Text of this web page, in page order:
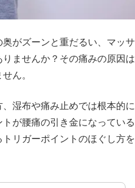
がズーンと重だるい、マッサ
ませんか？その痛みの原因は
ん。
湿布や痛み止めでは根本的に
が腰痛の引き金になっている
リガーポイントのほぐし方を